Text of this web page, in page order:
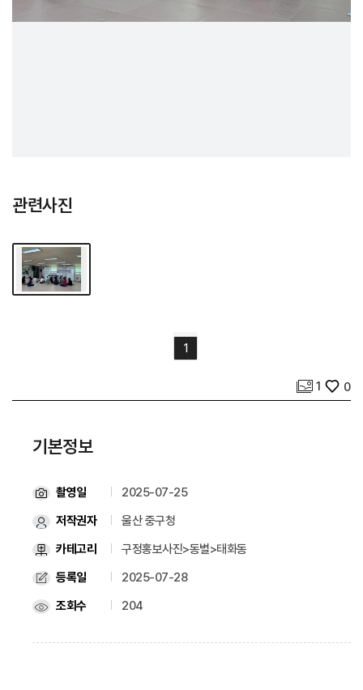
사진 개수
1
좋아요
0
기본정보
촬영일
2025-07-25
저작권자
울산 중구청
카테고리
구정홍보사진>동별>태화동
등록일
2025-07-28
조회수
204
관련사진
1